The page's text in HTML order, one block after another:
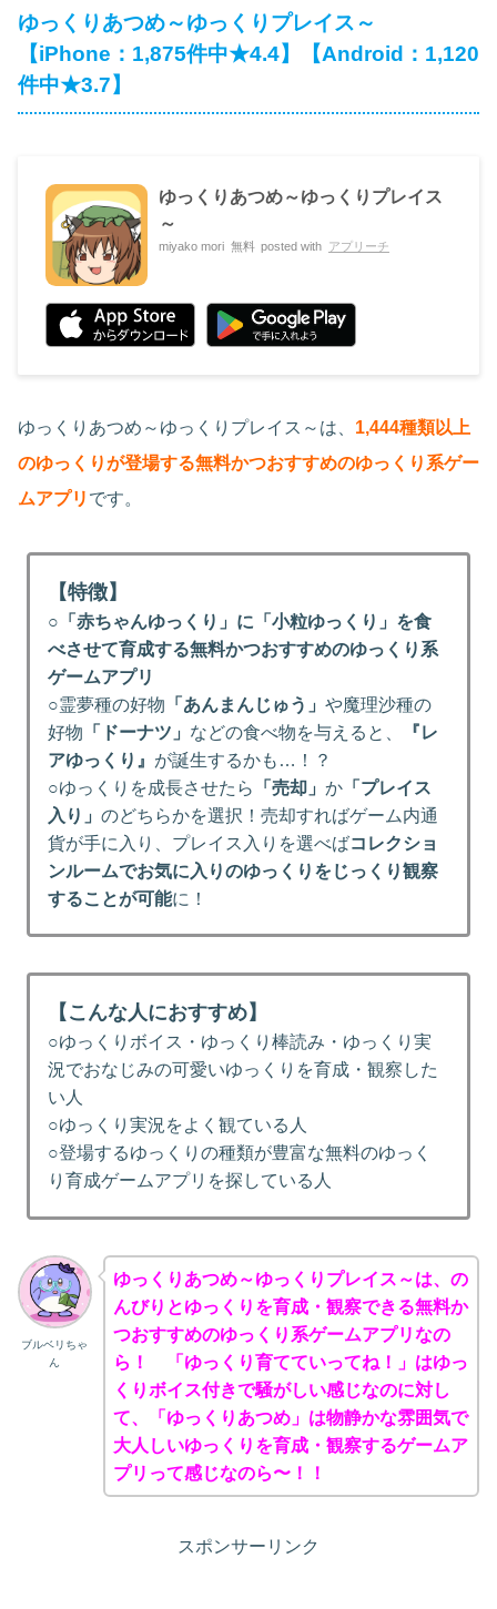
ゆっくりあつめ～ゆっくりプレイス～
【iPhone：1,875件中★4.4】【Android：1,120
件中★3.7】
ゆっくりあつめ～ゆっくりプレイス
～
miyako mori 無料 posted with アプリーチ
ゆっくりあつめ～ゆっくりプレイス～は、 1,444種類以上
のゆっくりが登場する無料かつおすすめのゆっくり系ゲー
ムアプリ です。
【特徴】
○ 「赤ちゃんゆっくり」に「小粒ゆっくり」を食
べさせて育成する無料かつおすすめのゆっくり系
ゲームアプリ
○霊夢種の好物 「あんまんじゅう」や魔理沙種の
好物 「ドーナツ」 などの食べ物を与えると、
『レ
アゆっくり』 が誕生するかも…！？
○ゆっくりを成長させたら
「売却」か 「プレイス
入り」のどちらかを選択！売却すればゲーム内通
貨が手に入り、プレイス入りを選べばコレクショ
ンルームでお気に入りのゆっくりをじっくり観察
することが可能に！
【こんな人におすすめ】
○ゆっくりボイス・ゆっくり棒読み・ゆっくり実
況でおなじみの可愛いゆっくりを育成・観察した
い人
○ゆっくり実況をよく観ている人
○登場するゆっくりの種類が豊富な無料のゆっく
り育成ゲームアプリを探している人
ブルベリちゃ
ん
ゆっくりあつめ～ゆっくりプレイス～は、の
んびりとゆっくりを育成・観察できる無料か
つおすすめのゆっくり系ゲームアプリなの
ら！ 「ゆっくり育てていってね！」はゆっ
くりボイス付きで騒がしい感じなのに対し
て、「ゆっくりあつめ」は物静かな雰囲気で
大人しいゆっくりを育成・観察するゲームア
プリって感じなのら〜！！
スポンサーリンク